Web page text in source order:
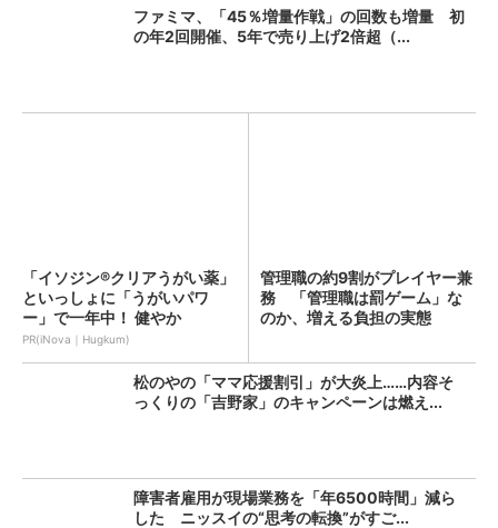
ファミマ、「45％増量作戦」の回数も増量 初
の年2回開催、5年で売り上げ2倍超（...
「イソジン®クリアうがい薬」
といっしょに「うがいパワ
ー」で一年中！ 健やか
PR(iNova｜Hugkum)
管理職の約9割がプレイヤー兼
務 「管理職は罰ゲーム」な
のか、増える負担の実態
松のやの「ママ応援割引」が大炎上……内容そ
っくりの「吉野家」のキャンペーンは燃え...
障害者雇用が現場業務を「年6500時間」減ら
した ニッスイの“思考の転換”がすご...